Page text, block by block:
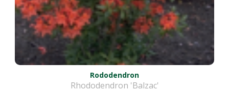
Rododendron
Rhododendron 'Balzac'